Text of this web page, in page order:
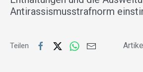
Antirassismusstrafnorm
Teilen